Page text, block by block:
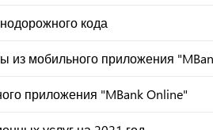
кода
из мобильного приложения
приложения "MBank Online"